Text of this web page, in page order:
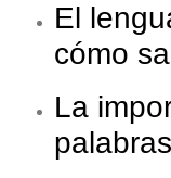
El
cómo
La